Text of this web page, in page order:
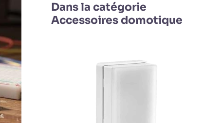
Dans la catégorie
Accessoires domotique